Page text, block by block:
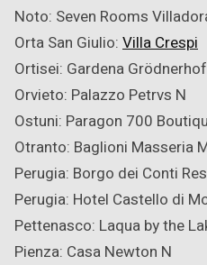
Noto: Seven Rooms
Orta San Giulio: Villa Crespi
Ortisei: Gardena
Orvieto: Palazzo Petrvs N
Ostuni: Paragon 700
Otranto: Baglioni Masseria
Perugia: Borgo dei Conti
Perugia: Hotel Castello di
Pettenasco: Laqua by the
Pienza: Casa Newton N